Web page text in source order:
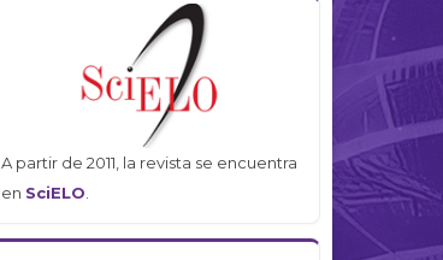
A partir de 2011, la revista se encuentra
en SciELO.